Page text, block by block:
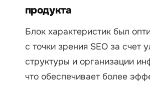
продукта
Блок характеристик был
с точки зрения SEO за счет
структуры и организации
что обеспечивает более